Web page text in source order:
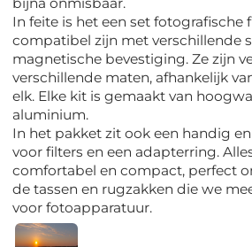
In feite is het een set fotografische
compatibel zijn met verschillende
magnetische bevestiging. Ze zijn
verschillende maten, afhankelijk
elk. Elke kit is gemaakt van
aluminium.
In het pakket zit ook een handig
voor filters en een adapterring.
comfortabel en compact, perfect
de tassen en rugzakken die we
voor fotoapparatuur.